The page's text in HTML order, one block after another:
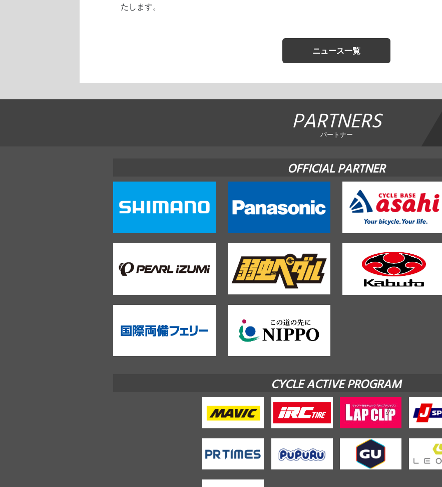
たします。
ニュース一覧
PARTNERS
パートナー
OFFICIAL PARTNER
CYCLE ACTIVE PROGRAM